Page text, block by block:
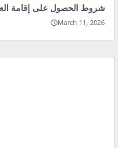
شروط الحصول على إقامة العمل
March 11, 2026